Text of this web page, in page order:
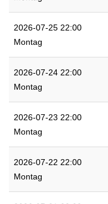
2026-07-25 22:00
Montag
2026-07-24 22:00
Montag
2026-07-23 22:00
Montag
2026-07-22 22:00
Montag